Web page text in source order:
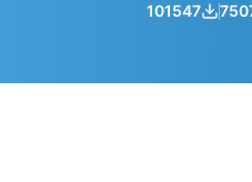
101547